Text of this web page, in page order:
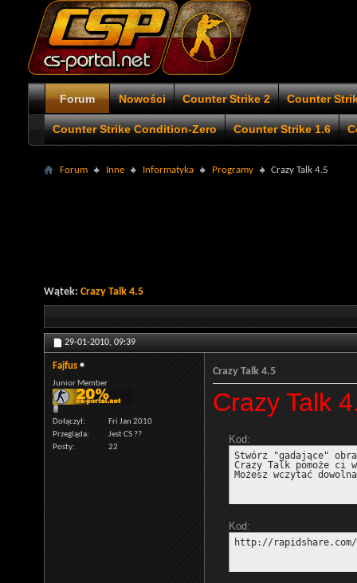
Forum Nowości Counter Strike 2 Counter
Counter Strike Condition-Zero Counter Strike 1.6
Forum Inne Informatyka Programy Crazy Talk 4.5
Wątek: Crazy Talk 4.5
29-01-2010, 09:39
Fajfus
Junior Member
Dołączył
Fri Jan 2010
Przegląda
Jest CS ??
Posty
22
Crazy Talk 4.5
Crazy Talk
Kod:
Stwórz "gadające"
Crazy Talk pomoże ci
Możesz wczytać
Kod:
http://